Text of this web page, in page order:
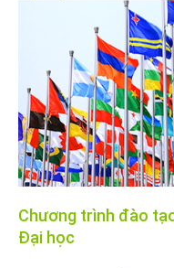
Chương trình đào
Đại học